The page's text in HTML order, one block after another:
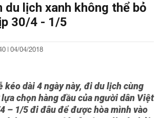
du lịch xanh không thể bỏ
30/4 - 1/5
| 04/04/2018
kéo dài 4 ngày này, đi du lịch cùng
chọn hàng đầu của người dân Việt
– 1/5 đi đâu để được hòa mình vào